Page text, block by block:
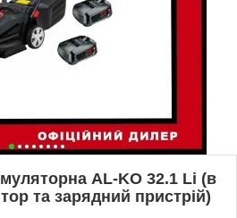
AL-KO 32.1 Li (в
та зарядний пристрій)